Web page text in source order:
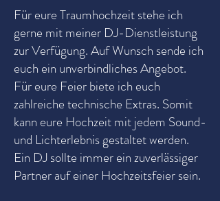
Für eure Traumhochzeit stehe ich
gerne mit meiner DJ-Dienstleistung
zur Verfügung. Auf Wunsch sende ich
euch ein unverbindliches Angebot.
Für eure Feier biete ich euch
zahlreiche technische Extras. Somit
kann eure Hochzeit mit jedem Sound-
und Lichterlebnis gestaltet werden.
Ein DJ sollte immer ein zuverlässiger
Partner auf einer Hochzeitsfeier sein.